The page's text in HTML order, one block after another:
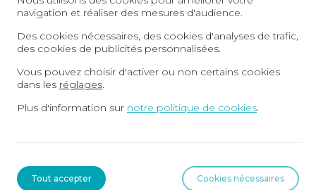
06-07-2026
police spéciale des immeubles menaçant ruine est régie
navigation et réaliser des mesures d'audience.
Des cookies nécessaires, des cookies d'analyses de trafic,
des cookies de publicités personnalisées.
Vous pouvez choisir d'activer ou non certains cookies
dans les réglages.
Plus d'information sur notre politique de cookies.
Tout accepter Cookies nécessaires